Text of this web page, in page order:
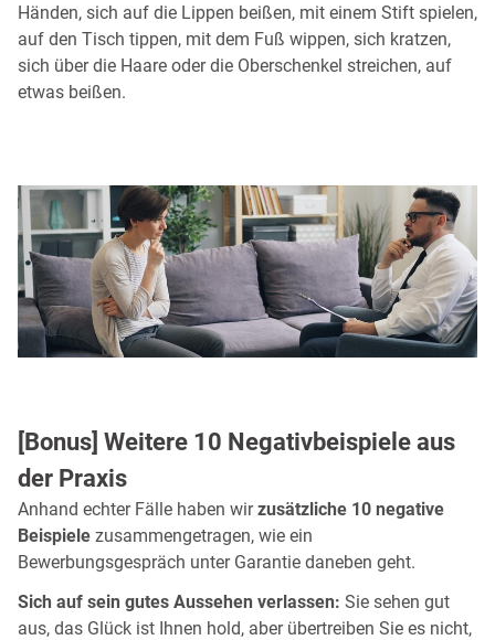
Händen, sich auf die Lippen beißen, mit einem Stift spielen,
auf den Tisch tippen, mit dem Fuß wippen, sich kratzen,
sich über die Haare oder die Oberschenkel streichen, auf
etwas beißen.
[Bonus] Weitere 10 Negativbeispiele aus
der Praxis
Anhand echter Fälle haben wirzusätzliche 10 negative
Beispiele zusammengetragen, wie ein
Bewerbungsgespräch unter Garantie daneben geht.
Sich auf sein gutes Aussehen verlassen: Sie sehen gut
aus, das Glück ist Ihnen hold, aber übertreiben Sie es nicht,